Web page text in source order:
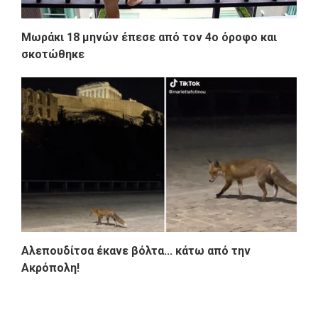
Μωράκι 18 μηνών έπεσε από τον 4o όροφο και
σκοτώθηκε
Αλεπουδίτσα έκανε βόλτα... κάτω από την
Ακρόπολη!